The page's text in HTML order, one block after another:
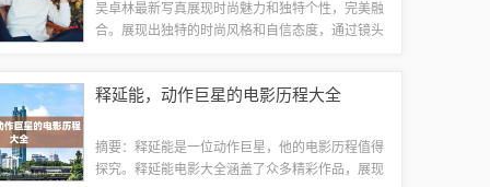
吴卓林最新写真展现时尚魅力和独特个性，完美融
合。展现出独特的时尚风格和自信态度，通过镜头
点。时尚魅力的璀璨展现吴卓林的最新写真集...
释延能，动作巨星的电影历程大全
摘要：释延能是一位动作巨星，他的电影历程值得
探究。释延能电影大全涵盖了众多精彩作品，展现